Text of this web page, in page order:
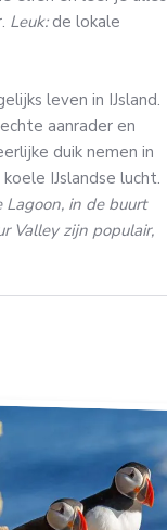
Leuk:de lokale
leven in IJsland.
aanrader en
duik nemen in
IJslandse lucht.
Lagoon, in de buurt
Valley zijn populair,